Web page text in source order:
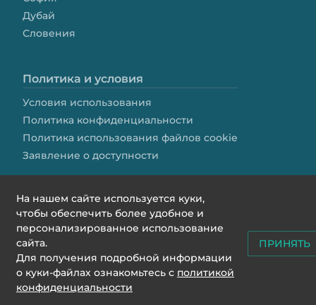
На нашем сайте используется куки,
чтобы обеспечить более удобное и
персонализированное использование
сайта.
Для получения подробной информации
о куки-файлах ознакомьтесь с политикой
конфиденциальности
ПРИНЯТЬ
Дубай
Словения
Политика и условия
Условия использования
Политика конфиденциальности
Политика использования файлов cookie
Заявление о доступности
contact@we4rent.com
© 2020 www.we4rent.com
Design byN1 Creative
Icons byIcons8